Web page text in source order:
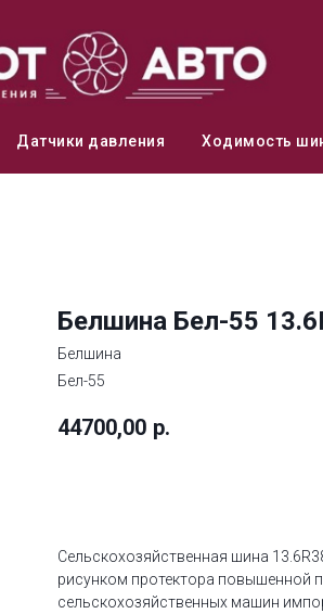
Датчики давления Ходимость
Белшина Бел-55
Белшина
Бел-55
44700,00 р.
Сельскохозяйственная шина
рисунком протектора повышенной
сельскохозяйственных машин